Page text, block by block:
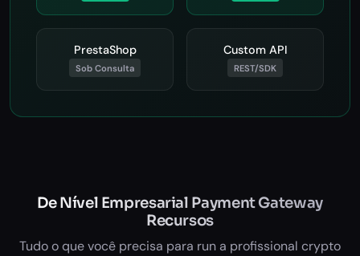
PrestaShop
Sob Consulta
Custom API
REST/SDK
De Nível Empresarial Payment Gateway
Recursos
Tudo o que você precisa para run a profissional crypto